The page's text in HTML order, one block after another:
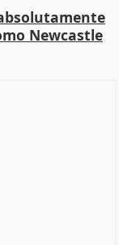
Newcastle